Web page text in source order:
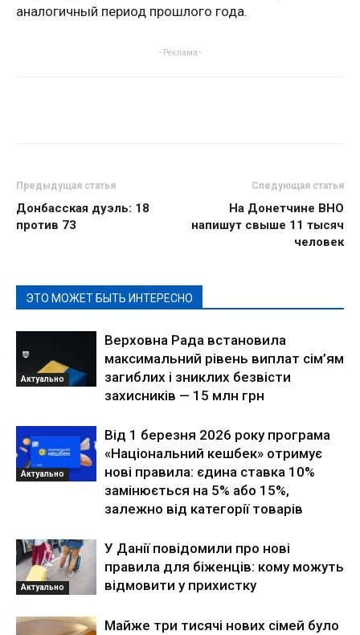
аналогичный период прошлого года.
- Реклама -
Предыдущая статья
Донбасская дуэль: 18
против 73
Следующая статья
На Донетчине ВНО
напишут свыше 11 тысяч
человек
ЭТО МОЖЕТ БЫТЬ ИНТЕРЕСНО
Актуально
Верховна Рада встановила
максимальний рівень виплат сім’ям
загиблих і зниклих безвісти
захисників — 15 млн грн
Актуально
Від 1 березня 2026 року програма
«Національний кешбек» отримує
нові правила: єдина ставка 10%
замінюється на 5% або 15%,
залежно від категорії товарів
Актуально
У Данії повідомили про нові
правила для біженців: кому можуть
відмовити у прихистку
Майже три тисячі нових сімей було